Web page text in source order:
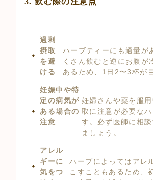
過剰
摂取
を避
ける
ハーブティーにも適量が
くさん飲むと逆にお腹が
あるため、1日2〜3杯が
妊娠中や特
定の病気が
ある場合の
注意
妊婦さんや薬を服
取に注意が必要な
す。必ず医師に相
ましょう。
アレル
ギーに
気をつ
ハーブによってはアレ
こすこともあるため、